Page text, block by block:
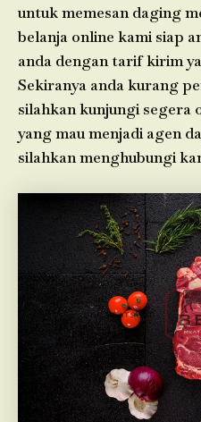
untuk memesan daging
belanja online kami siap
anda dengan tarif kirim
Sekiranya anda kurang
silahkan kunjungi segera
yang mau menjadi agen
silahkan menghubungi